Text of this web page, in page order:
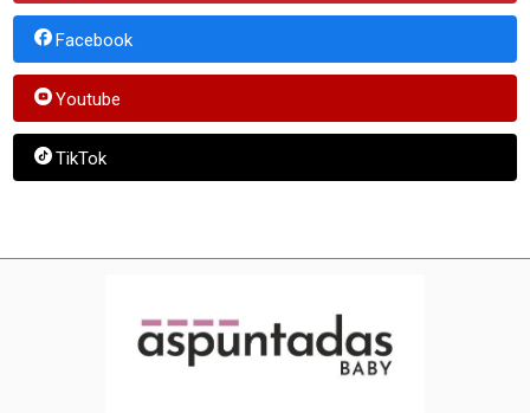
Facebook
Youtube
TikTok